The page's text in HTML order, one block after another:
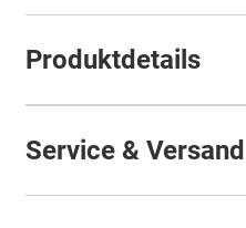
Produktdetails
Service & Versand